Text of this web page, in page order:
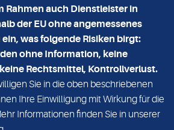
Nord MLN GmbH
Rahmen auch Dienstleister in
der EU ohne angemessenes
was folgende Risiken birgt:
ohne Information, keine
Rechtsmittel, Kontrollverlust.
Sie in die oben beschriebenen
Ihre Einwilligung mit Wirkung für die
Informationen finden Sie in unserer